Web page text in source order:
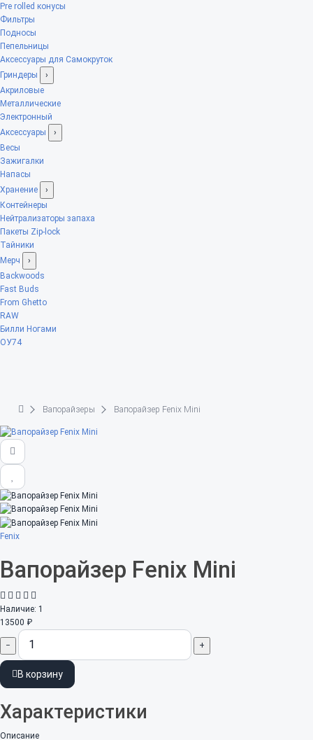
Pre rolled конусы
Фильтры
Подносы
Пепельницы
Аксессуары для Самокруток
Гриндеры
›
Акриловые
Металлические
Электронный
Аксессуары
›
Весы
Зажигалки
Напасы
Хранение
›
Контейнеры
Нейтрализаторы запаха
Пакеты Zip-lock
Тайники
Мерч
›
Backwoods
Fast Buds
From Ghetto
RAW
Билли Ногами
ОУ74
Вапорайзеры Вапорайзер Fenix Mini
Fenix
Вапорайзер Fenix Mini
Наличие: 1
13500 ₽
− +
В корзину
Характеристики
Описание